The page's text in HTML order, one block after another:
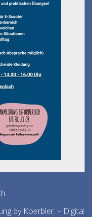
by Koerbler. – Digital